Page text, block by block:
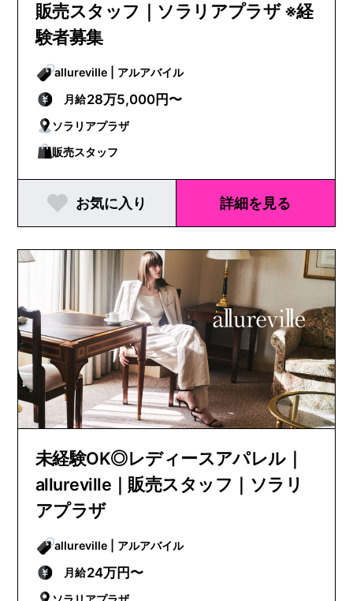
販売スタッフ｜ソラリアプラザ ※経
験者募集
allureville | アルアバイル
月給28万5,000円〜
ソラリアプラザ
販売スタッフ
お気に入り 詳細を見る
未経験OK◎レディースアパレル｜
allureville｜販売スタッフ｜ソラリ
アプラザ
allureville | アルアバイル
月給24万円〜